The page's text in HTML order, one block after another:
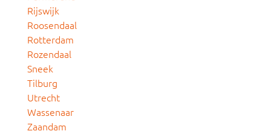
Rijswijk
Roosendaal
Rotterdam
Rozendaal
Sneek
Tilburg
Utrecht
Wassenaar
Zaandam